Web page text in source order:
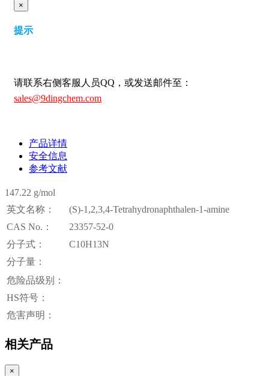
×
提示
请联系右侧客服人员QQ，或发送邮件至：
sales@9dingchem.com
产品详情
安全信息
参考文献
147.22 g/mol
英文名称：
(S)-1,2,3,4-Tetrahydronaphthalen-1-amine
CAS No.：
23357-52-0
分子式：
C10H13N
分子量：
危险品级别：
HS符号：
危害声明：
相关产品
×